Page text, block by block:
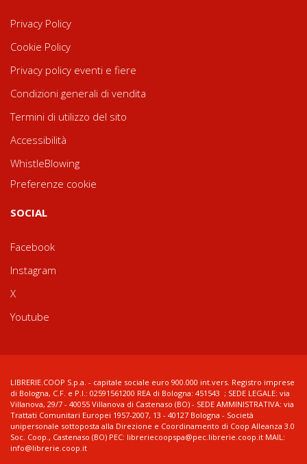
Privacy Policy
Cookie Policy
Privacy policy eventi e fiere
Condizioni generali di vendita
Termini di utilizzo del sito
Accessibilità
WhistleBlowing
Preferenze cookie
SOCIAL
Facebook
Instagram
X
Youtube
LIBRERIE.COOP S.p.a. - capitale sociale euro 900.000 int.vers. Registro imprese
di Bologna, C.F. e P.I.: 02591561200 REA di Bologna: 451543 ; SEDE LEGALE: via
Villanova, 29/7 - 40055 Villanova di Castenaso (BO) - SEDE AMMINISTRATIVA: via
Trattati Comunitari Europei 1957-2007, 13 - 40127 Bologna - Società
unipersonale sottoposta alla Direzione e Coordinamento di Coop Alleanza 3.0
Soc. Coop., Castenaso (BO) PEC: libreriecoopspa@pec.librerie.coop.it MAIL:
info@librerie.coop.it